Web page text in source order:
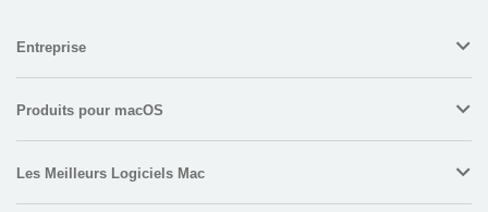
Entreprise
Produits pour macOS
Les Meilleurs Logiciels Mac